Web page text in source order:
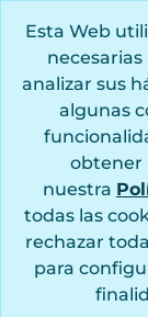
Esta Web
analizar sus
algunas
obtener
nuestra
todas las
rechazar
para